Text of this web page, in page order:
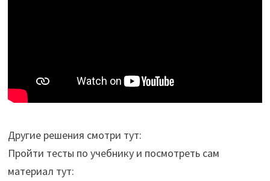
Другие решения смотри тут:
Пройти тесты по учебнику и посмотреть сам
материал тут: